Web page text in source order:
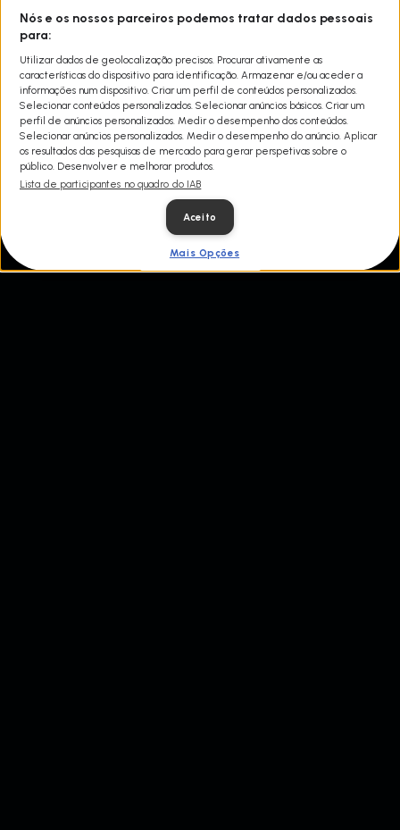
Numa caça ao tesouro moderna, o «Rei dos Tesouros» Matt Paxton
casas desorganizadas e sujas. É uma corrida para o sucesso,
enquanto Matt limpa as propriedades e vende os achados por
muito dinheiro.
Nós e os nossos parceiros podemos tratar dados pessoais
para:
Utilizar dados de geolocalização precisos. Procurar ativamente as
características do dispositivo para identificação. Armazenar e/ou aceder a
informações num dispositivo. Criar um perfil de conteúdos personalizados.
Selecionar conteúdos personalizados. Selecionar anúncios básicos. Criar um
perfil de anúncios personalizados. Medir o desempenho dos conteúdos.
Selecionar anúncios personalizados. Medir o desempenho do anúncio. Aplicar
os resultados das pesquisas de mercado para gerar perspetivas sobre o
público. Desenvolver e melhorar produtos.
Lista de participantes no quadro do IAB
Aceito
Mais Opções